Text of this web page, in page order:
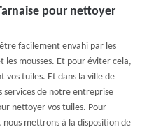
pour nettoyer
facilement envahi par les
les mousses. Et pour éviter cela,
vos tuiles. Et dans la ville de
services de notre entreprise
nettoyer vos tuiles. Pour
nous mettrons à la disposition de